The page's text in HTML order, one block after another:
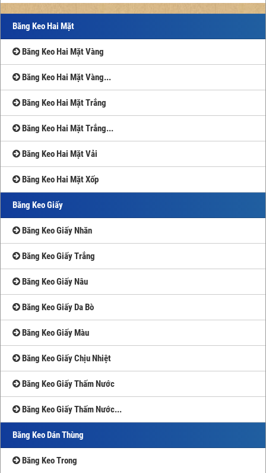
Băng Keo Hai Mặt
Băng Keo Hai Mặt Vàng
Băng Keo Hai Mặt Vàng...
Băng Keo Hai Mặt Trắng
Băng Keo Hai Mặt Trắng...
Băng Keo Hai Mặt Vải
Băng Keo Hai Mặt Xốp
Băng Keo Giấy
Băng Keo Giấy Nhăn
Băng Keo Giấy Trắng
Băng Keo Giấy Nâu
Băng Keo Giấy Da Bò
Băng Keo Giấy Màu
Băng Keo Giấy Chịu Nhiệt
Băng Keo Giấy Thấm Nước
Băng Keo Giấy Thấm Nước...
Băng Keo Dán Thùng
Băng Keo Trong